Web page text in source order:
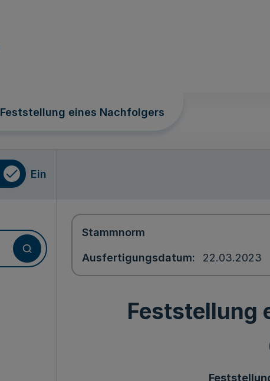
Feststellung eines Nachfolgers
Ein
Stammnorm
Ausfertigungsdatum 22.03.2023
Feststellung